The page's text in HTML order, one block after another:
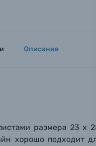
Вами с
Описание
размера 23 х
хорошо подходит